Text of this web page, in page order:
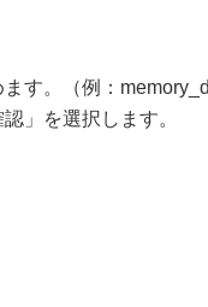
す。（例：
」を選択します。